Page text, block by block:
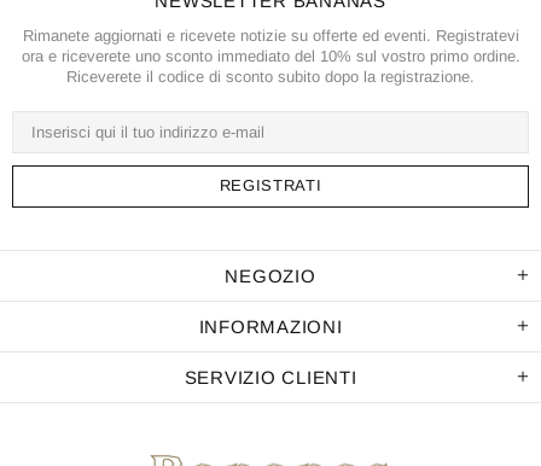
NEGOZIO
INFORMAZIONI
SERVIZIO CLIENTI
Rimanete aggiornati e ricevete notizie su offerte ed eventi. Registratevi
ora e riceverete uno sconto immediato del 10% sul vostro primo ordine.
Riceverete il codice di sconto subito dopo la registrazione.